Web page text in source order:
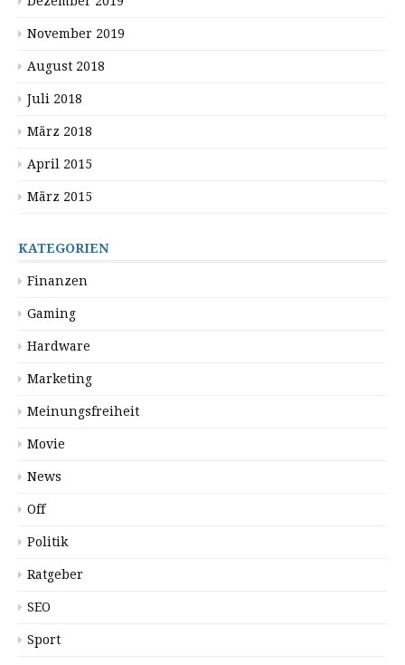
November 2019
August 2018
Juli 2018
März 2018
April 2015
März 2015
KATEGORIEN
Finanzen
Gaming
Hardware
Marketing
Meinungsfreiheit
Movie
News
Off
Politik
Ratgeber
SEO
Sport